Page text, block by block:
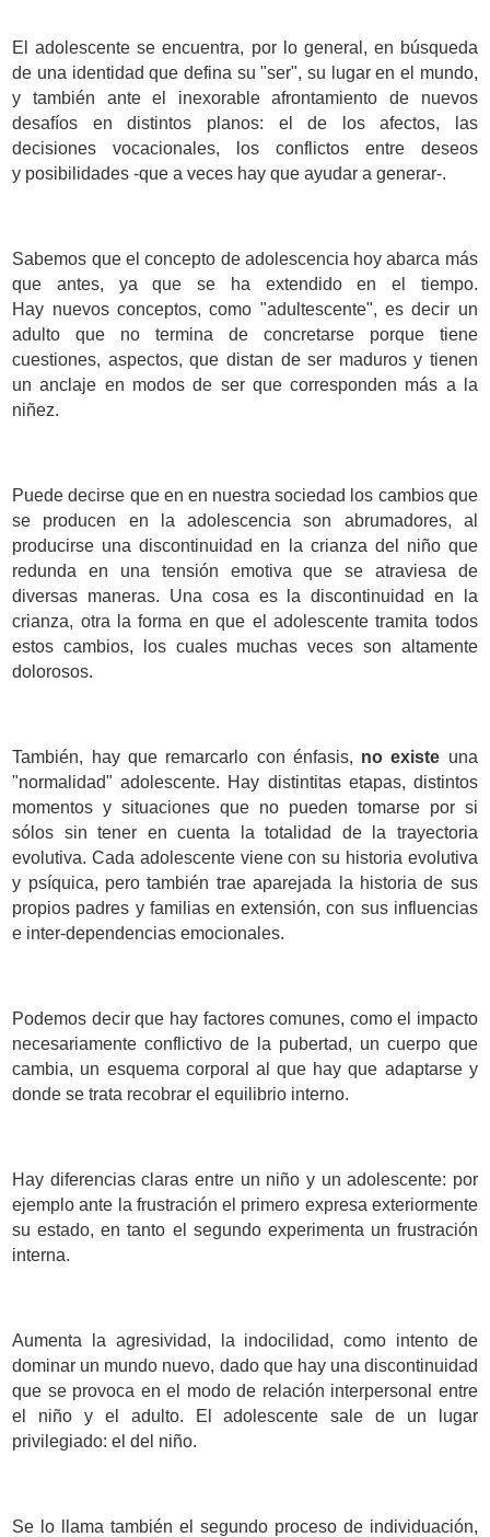
El adolescente se encuentra, por lo general, en búsqueda
de una identidad que defina su "ser", su lugar en el mundo,
y también ante el inexorable afrontamiento de nuevos
desafíos en distintos planos: el de los afectos, las
decisiones vocacionales, los conflictos entre deseos
y posibilidades -que a veces hay que ayudar a generar-.
Sabemos que el concepto de adolescencia hoy abarca más
que antes, ya que se ha extendido en el tiempo.
Hay nuevos conceptos, como "adultescente", es decir un
adulto que no termina de concretarse porque tiene
cuestiones, aspectos, que distan de ser maduros y tienen
un anclaje en modos de ser que corresponden más a la
niñez.
Puede decirse que en en nuestra sociedad los cambios que
se producen en la adolescencia son abrumadores, al
producirse una discontinuidad en la crianza del niño que
redunda en una tensión emotiva que se atraviesa de
diversas maneras. Una cosa es la discontinuidad en la
crianza, otra la forma en que el adolescente tramita todos
estos cambios, los cuales muchas veces son altamente
dolorosos.
También, hay que remarcarlo con énfasis, no existe una
"normalidad" adolescente. Hay distintitas etapas, distintos
momentos y situaciones que no pueden tomarse por si
sólos sin tener en cuenta la totalidad de la trayectoria
evolutiva. Cada adolescente viene con su historia evolutiva
y psíquica, pero también trae aparejada la historia de sus
propios padres y familias en extensión, con sus influencias
e inter-dependencias emocionales.
Podemos decir que hay factores comunes, como el impacto
necesariamente conflictivo de la pubertad, un cuerpo que
cambia, un esquema corporal al que hay que adaptarse y
donde se trata recobrar el equilibrio interno.
Hay diferencias claras entre un niño y un adolescente: por
ejemplo ante la frustración el primero expresa exteriormente
su estado, en tanto el segundo experimenta un frustración
interna.
Aumenta la agresividad, la indocilidad, como intento de
dominar un mundo nuevo, dado que hay una discontinuidad
que se provoca en el modo de relación interpersonal entre
el niño y el adulto. El adolescente sale de un lugar
privilegiado: el del niño.
Se lo llama también el segundo proceso de individuación,